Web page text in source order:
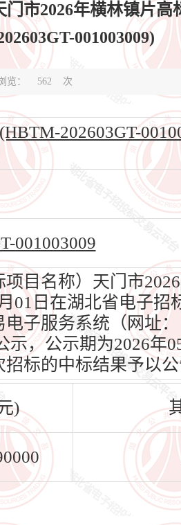
市2026年横林镇片高
001003009)
览： 562 次
202603GT-
001003009
目名称）天门市
01日在湖北省电子招
子服务系统（网址：
，公示期为2026年
标的中标结果予以公
)